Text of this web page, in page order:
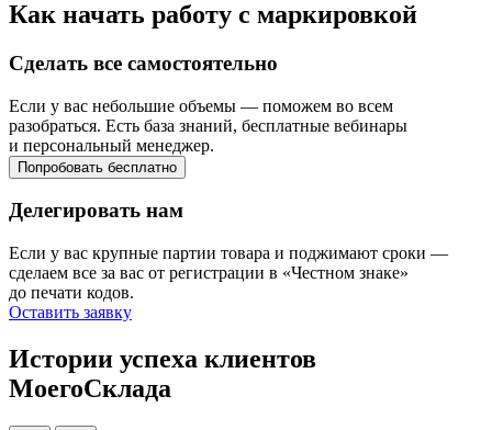
Как начать работу с маркировкой
Сделать все самостоятельно
Если у вас небольшие объемы — поможем во всем
разобраться. Есть база знаний, бесплатные вебинары
и персональный менеджер.
Попробовать бесплатно
Делегировать нам
Если у вас крупные партии товара и поджимают сроки —
сделаем все за вас от регистрации в «Честном знаке»
до печати кодов.
Оставить заявку
Истории успеха клиентов
МоегоСклада